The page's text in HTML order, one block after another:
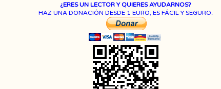
¿ERES UN LECTOR Y QUIERES AYUDARNOS?
HAZ UNA DONACIÓN DESDE 1 EURO, ES FÁCIL Y SEGURO.